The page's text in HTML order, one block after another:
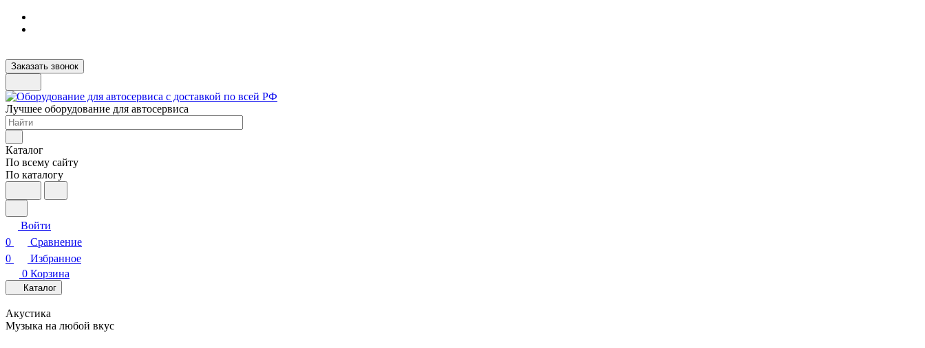
Заказать звонок
Лучшее оборудование для автосервиса
Каталог
По всему сайту
По каталогу
Войти
0
Сравнение
0
Избранное
0 Корзина
Каталог
Акустика
Музыка на любой вкус